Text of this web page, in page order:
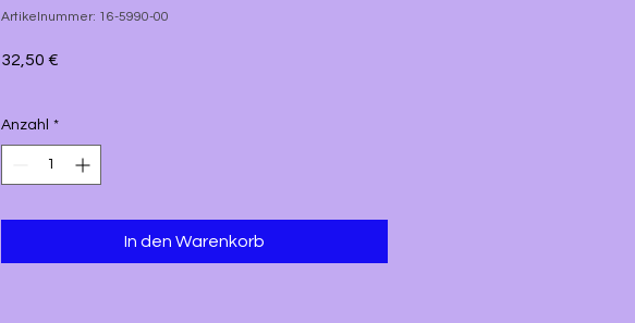
Artikelnummer: 16-5990-00
32,50 €
Anzahl *
In den Warenkorb